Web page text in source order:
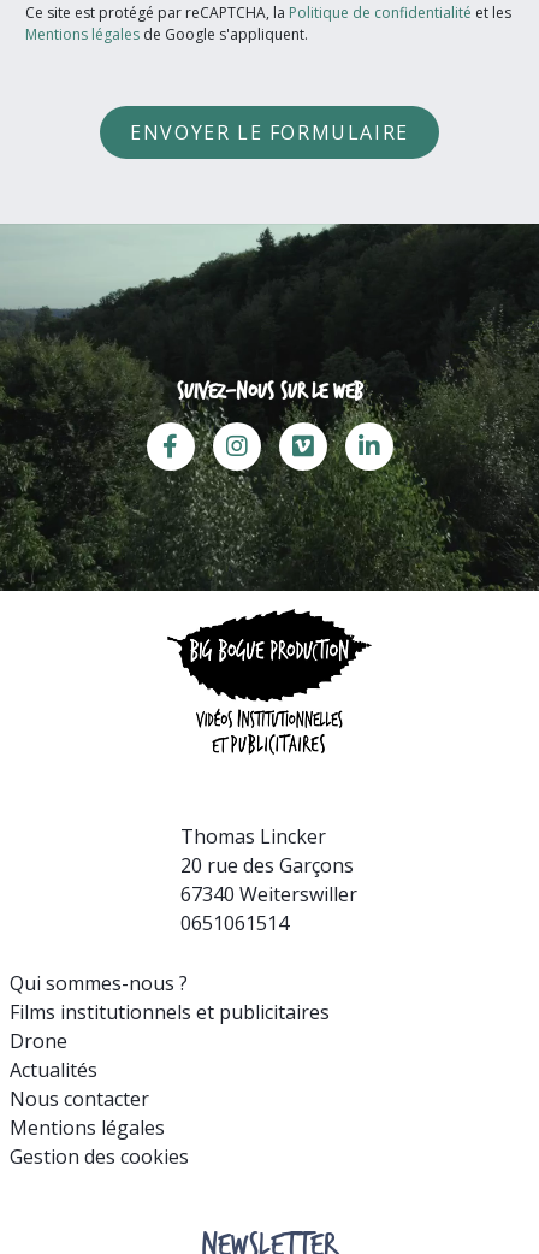
Ce site est protégé par reCAPTCHA, la Politique de confidentialité et les
Mentions légales de Google s'appliquent.
ENVOYER LE FORMULAIRE
Suivez-nous sur le web
Thomas Lincker
20 rue des Garçons
67340 Weiterswiller
0651061514
Qui sommes-nous ?
Films institutionnels et publicitaires
Drone
Actualités
Nous contacter
Mentions légales
Gestion des cookies
NEWSLETTER